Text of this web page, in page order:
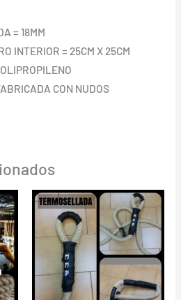
= 18MM
INTERIOR = 25CM X 25CM
CON NUDOS
€
€
Rango
de
precios:
desde
49,25 €
hasta
188,75 €